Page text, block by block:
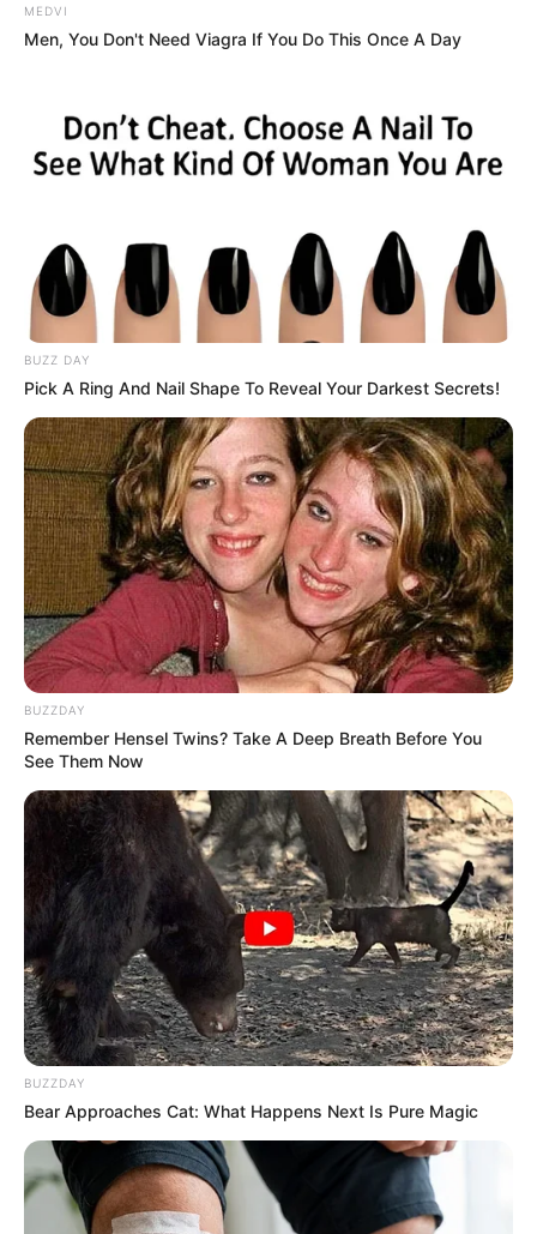
– วันอังคารที่ 30 กรกฎาคม 2562
ฤกษ์สมัครงาน เดือนกรกฎาคม 2562
– วันศุกร์ที่ 5 กรกฎาคม 2562
เวลา 10.29 – 10.59 น.
– วันพุธที่ 10 กรกฎาคม 2562
เวลา 08.49 – 09.09 น.
– วันเสาร์ที่ 13 กรกฎาคม 2562
เวลา 11.49 – 12.29 น.
– วันเสาร์ที่ 20 กรกฎาคม 2562
เวลา 13.49 – 14.29 น.
– วันพุธที่ 24 กรกฎาคม 2562
เวลา 08.29 – 09.19 น.
– วันอังคารที่ 30 กรกฎาคม 2562
เวลา 10.19 – 10.49 น.
MEDVI
Men, You Don't Need Viagra If You Do This Once A Day
BUZZ DAY
Pick A Ring And Nail Shape To Reveal Your Darkest Secrets!
BUZZDAY
Remember Hensel Twins? Take A Deep Breath Before You
See Them Now
BUZZDAY
Bear Approaches Cat: What Happens Next Is Pure Magic